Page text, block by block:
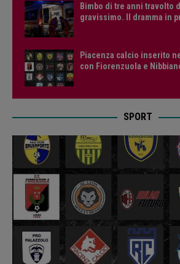
Bimbo di tre anni travolto
gravissimo. Il dramma in
Piacenza calcio inserito
con Fiorenzuola e
SPORT